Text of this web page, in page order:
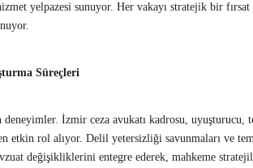
yelpazesi sunuyor. Her vakayı stratejik bir
Süreçleri
deneyimler. İzmir ceza avukatı kadrosu, uyuşturucu,
etkin rol alıyor. Delil yetersizliği savunmaları ve
değişikliklerini entegre ederek, mahkeme